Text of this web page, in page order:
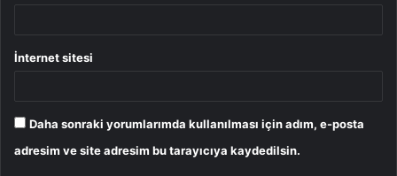
İnternet sitesi
Daha sonraki yorumlarımda kullanılması için adım, e-posta
adresim ve site adresim bu tarayıcıya kaydedilsin.